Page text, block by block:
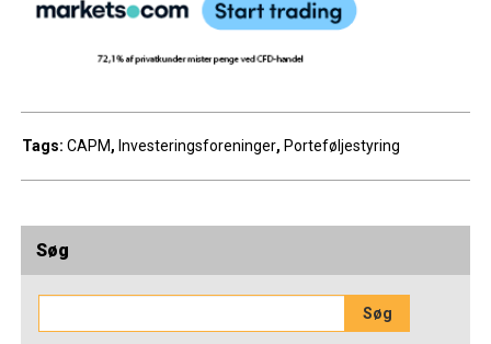
Tags:CAPM, Investeringsforeninger, Porteføljestyring
Søg